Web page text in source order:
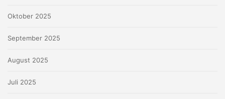
Oktober 2025
September 2025
August 2025
Juli 2025